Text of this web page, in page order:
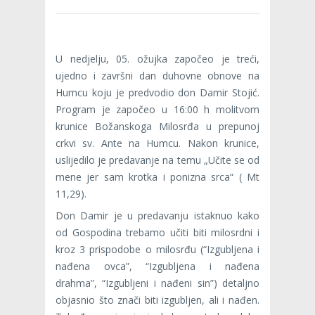
U nedjelju, 05. ožujka započeo je treći,
ujedno i završni dan duhovne obnove na
Humcu koju je predvodio don Damir Stojić.
Program je započeo u 16:00 h molitvom
krunice Božanskoga Milosrđa u prepunoj
crkvi sv. Ante na Humcu. Nakon krunice,
uslijedilo je predavanje na temu „Učite se od
mene jer sam krotka i ponizna srca“ ( Mt
11,29).
Don Damir je u predavanju istaknuo kako
od Gospodina trebamo učiti biti milosrdni i
kroz 3 prispodobe o milosrđu (“Izgubljena i
nađena ovca”, “Izgubljena i nađena
drahma”, “Izgubljeni i nađeni sin”) detaljno
objasnio što znači biti izgubljen, ali i nađen.